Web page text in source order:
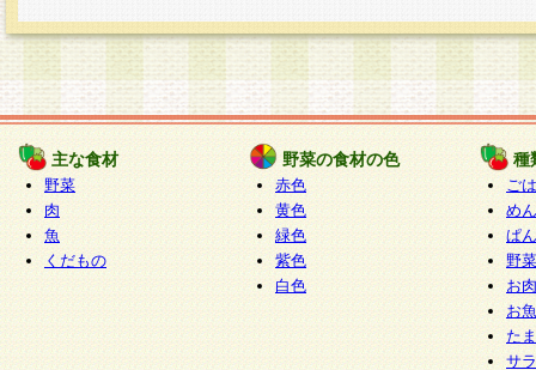
主な食材
野菜
肉
魚
くだもの
野菜の食材の色
赤色
黄色
緑色
紫色
白色
種
ご
めん
ぱん
野
お
お
た
サ